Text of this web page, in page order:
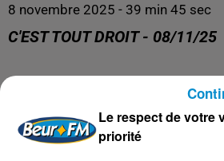
8 novembre 2025 - 39 min 45 sec
C'EST TOUT DROIT - 08/11/25
Me Mourad Serhane répond à
Le respect de votre
priorité